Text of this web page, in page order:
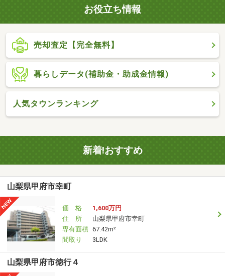
お役立ち情報
売却査定【完全無料】
暮らしデータ(補助金・助成金情報)
人気タウンランキング
新着!おすすめ
山梨県甲府市幸町
価 格
1,600万円
住 所
山梨県甲府市幸町
専有面積 67.42m²
間取り
3LDK
山梨県甲府市徳行４